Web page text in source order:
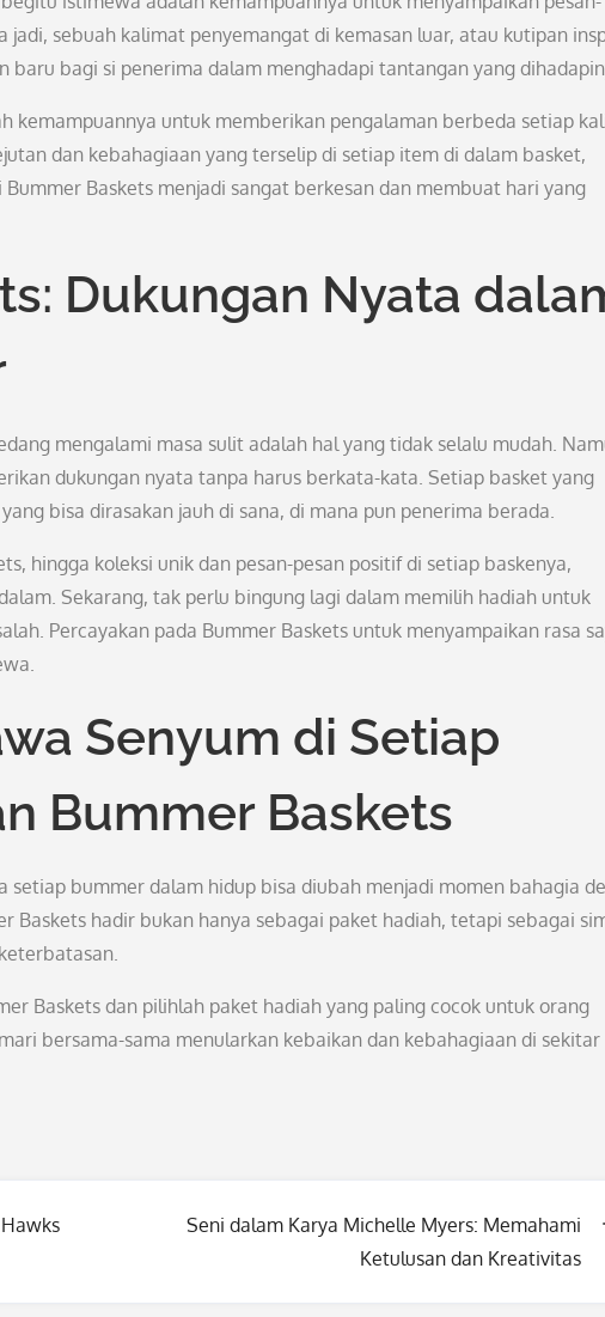
jadi, sebuah kalimat penyemangat di kemasan luar, atau kutipan
baru bagi si penerima dalam menghadapi tantangan yang
kemampuannya untuk memberikan pengalaman berbeda setiap
dan kebahagiaan yang terselip di setiap item di dalam basket,
Baskets menjadi sangat berkesan dan membuat hari yang
Dukungan Nyata
mengalami masa sulit adalah hal yang tidak selalu mudah.
dukungan nyata tanpa harus berkata-kata. Setiap basket yang
bisa dirasakan jauh di sana, di mana pun penerima berada.
hingga koleksi unik dan pesan-pesan positif di setiap baskenya,
Sekarang, tak perlu bingung lagi dalam memilih hadiah untuk
Percayakan pada Bummer Baskets untuk menyampaikan rasa
Senyum di Setiap
Bummer Baskets
bummer dalam hidup bisa diubah menjadi momen bahagia
Baskets hadir bukan hanya sebagai paket hadiah, tetapi sebagai
Baskets dan pilihlah paket hadiah yang paling cocok untuk orang
bersama-sama menularkan kebaikan dan kebahagiaan di sekitar
Seni dalam Karya Michelle Myers: Memahami
Ketulusan dan Kreativitas